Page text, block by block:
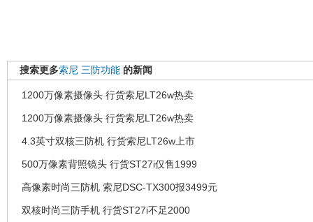
搜索更多索尼 三防功能 的新闻
1200万像素摄像头 行货索尼LT26w热卖
1200万像素摄像头 行货索尼LT26w热卖
4.3英寸双核三防机 行货索尼LT26w上市
500万像素背照镜头 行货ST27i仅售1999
高像素时尚三防机 索尼DSC-TX300报3499元
双核时尚三防手机 行货ST27i不足2000